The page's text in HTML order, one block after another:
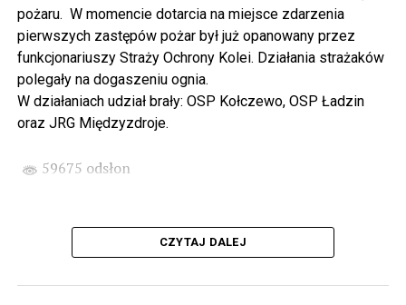
państwa Witkowskich.
Wyjątkowym wydarzeniem będzie koncert w wykonaniu
Kawuś Music Project, podczas którego wysłuchamy
polskich przebojów w jazzowej aranżacji (godz. 20.00
przed biblioteką). Podczas koncertu zaplanowaliśmy dla
Projektów Interreg VI A – Kultura i zrównoważona
turystyka.
pożaru. W momencie dotarcia na miejsce zdarzenia
pierwszych zastępów pożar był już opanowany przez
funkcjonariuszy Straży Ochrony Kolei. Działania strażaków
polegały na dogaszeniu ognia.
W działaniach udział brały: OSP Kołczewo, OSP Ładzin
oraz JRG Międzyzdroje.
59675 odsłon
CZYTAJ DALEJ